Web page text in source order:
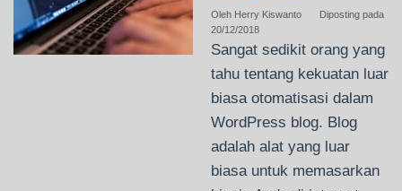
Oleh Herry Kiswanto
Diposting pada
20/12/2018
Sangat sedikit orang yang
tahu tentang kekuatan luar
biasa otomatisasi dalam
WordPress blog. Blog
adalah alat yang luar
biasa untuk memasarkan